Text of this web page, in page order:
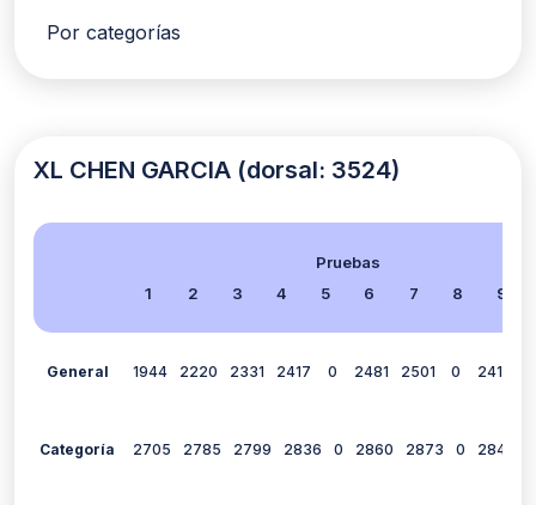
Por categorías
XL CHEN GARCIA (dorsal: 3524)
Pruebas
1
2 3 4 5 6 7 8 9
General 1944 2220 2331 2417 0 2481 2501 0 2410
Categoría 2705 2785 2799 2836 0 2860 2873 0 2849